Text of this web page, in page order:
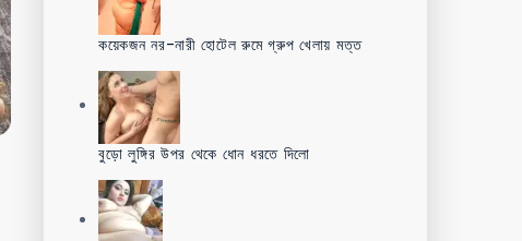
কয়েকজন নর-নারী হোটেল রুমে গ্রুপ খেলায় মত্ত
বুড়ো লুঙ্গির উপর থেকে ধোন ধরতে দিলো